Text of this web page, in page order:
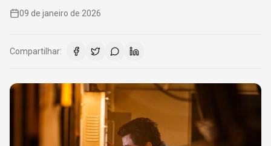
09 de janeiro de 2026
Compartilhar: